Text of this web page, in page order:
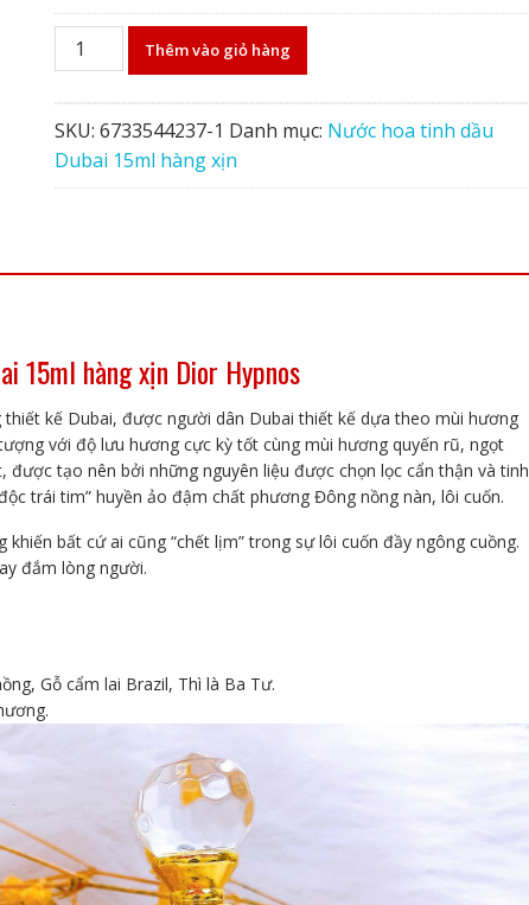
Nước
hoa
tinh
dầu
Dubai
15ml
Dior
lượng
Thêm vào giỏ hàng
SKU: 6733544237-1 Danh mục: Nước hoa tinh dầu
Dubai 15ml hàng xịn
15ml hàng xịn Dior Hypnos
thiết kế Dubai, được người dân Dubai thiết kế dựa theo mùi hương
với độ lưu hương cực kỳ tốt cùng mùi hương quyến rũ, ngọt
tạo nên bởi những nguyên liệu được chọn lọc cẩn thận và tinh
trái tim” huyền ảo đậm chất phương Đông nồng nàn, lôi cuốn.
bất cứ ai cũng “chết lịm” trong sự lôi cuốn đầy ngông cuồng.
đắm lòng người.
Gỗ cẩm lai Brazil, Thì là Ba Tư.